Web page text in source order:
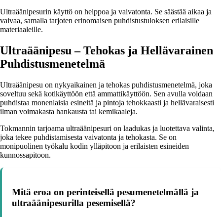
Ultraäänipesurin käyttö on helppoa ja vaivatonta. Se säästää aikaa ja
vaivaa, samalla tarjoten erinomaisen puhdistustuloksen erilaisille
materiaaleille.
Ultraäänipesu – Tehokas ja Hellävarainen
Puhdistusmenetelmä
Ultraäänipesu on nykyaikainen ja tehokas puhdistusmenetelmä, joka
soveltuu sekä kotikäyttöön että ammattikäyttöön. Sen avulla voidaan
puhdistaa monenlaisia esineitä ja pintoja tehokkaasti ja hellävaraisesti
ilman voimakasta hankausta tai kemikaaleja.
Tokmannin tarjoama ultraäänipesuri on laadukas ja luotettava valinta,
joka tekee puhdistamisesta vaivatonta ja tehokasta. Se on
monipuolinen työkalu kodin ylläpitoon ja erilaisten esineiden
kunnossapitoon.
Mitä eroa on perinteisellä pesumenetelmällä ja
ultraäänipesurilla pesemisellä?